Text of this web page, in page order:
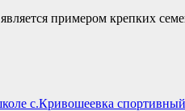
примером крепких
с.Кривошеевка